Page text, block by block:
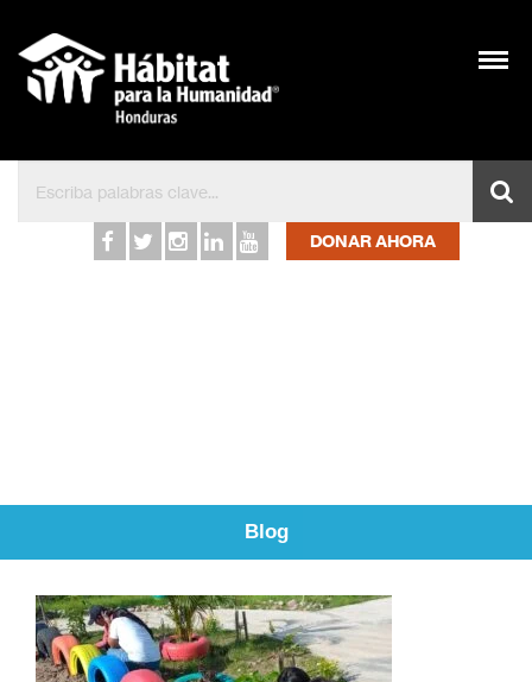
Inicio – Hábitat para la
DONAR AHORA
Blog